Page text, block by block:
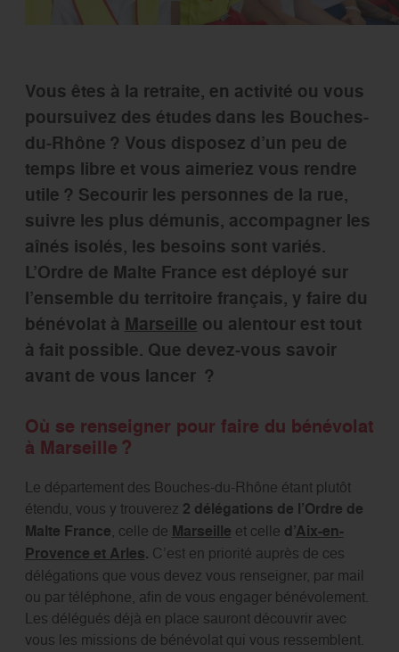
Vous êtes à la retraite, en activité ou vous
poursuivez des études dans les Bouches-
du-Rhône ? Vous disposez d’un peu de
temps libre et vous aimeriez vous rendre
utile ? Secourir les personnes de la rue,
suivre les plus démunis, accompagner les
aînés isolés, les besoins sont variés.
L’Ordre de Malte France est déployé sur
l’ensemble du territoire français, y faire du
bénévolat à Marseille ou alentour est tout
à fait possible. Que devez-vous savoir
avant de vous lancer ?
Où se renseigner pour faire du bénévolat
à Marseille ?
Le département des Bouches-du-Rhône étant plutôt
étendu, vous y trouverez 2 délégations de l’Ordre de
Malte France, celle de Marseille et celle d’Aix-en-
Provence et Arles. C’est en priorité auprès de ces
délégations que vous devez vous renseigner, par mail
ou par téléphone, afin de vous engager bénévolement.
Les délégués déjà en place sauront découvrir avec
vous les missions de bénévolat qui vous ressemblent.